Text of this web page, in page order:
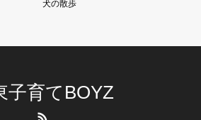
犬の散歩
子育てBOYZ